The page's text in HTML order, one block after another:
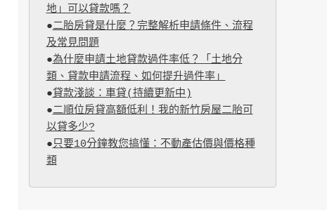
地」可以貸款嗎？
●二胎房貸是什麼？完整解析申請條件、流程
及常見問題
●為什麼申請土地貸款過件率低？「土地分
類、貸款申請流程、如何提升過件率」
●貸款淺談：車貸(持續更新中)
●二順位房貸高額低利！我的新竹房屋二胎可
以貸多少?
●只要10分鐘教您搞懂：不動產估價與價格種
類